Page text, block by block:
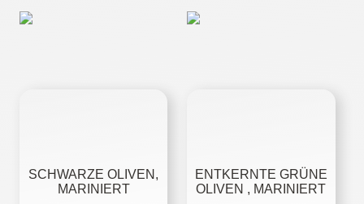
SCHWARZE OLIVEN,
MARINIERT
ENTKERNTE GRÜNE
OLIVEN , MARINIERT